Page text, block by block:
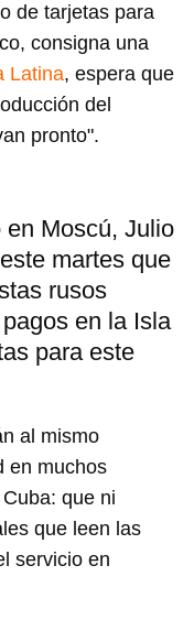
de tarjetas para
consigna una
Latina, espera que
del
pronto".
Moscú, Julio
martes que
rusos
en la Isla
para este
al mismo
en muchos
que ni
que leen las
servicio en